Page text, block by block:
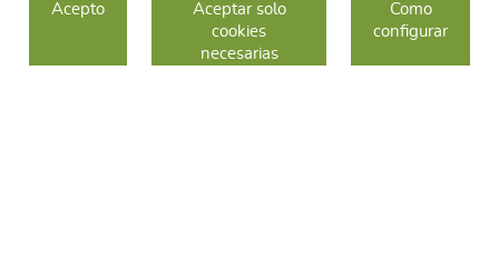
CAMBIOS Y DEVOLUCIONES
Acepto
Aceptar solo
cookies
necesarias
Como
configurar